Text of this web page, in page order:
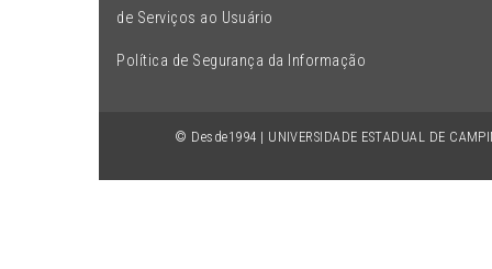
© Desde1994 | UNIVERSIDADE ESTADUAL DE
de Serviços ao Usuário
Política de Segurança da Informação